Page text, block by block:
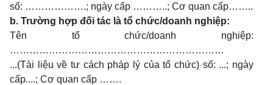
số: ……………….; ngày cấp ………..; Cơ quan cấp……..
b. Trường hợp đối tác là tổ chức/doanh nghiệp:
Tên tổ chức/doanh nghiệp:
…………………………………………………………
...(Tài liệu về tư cách pháp lý của tổ chức) số: ...; ngày
cấp....; Cơ quan cấp …….